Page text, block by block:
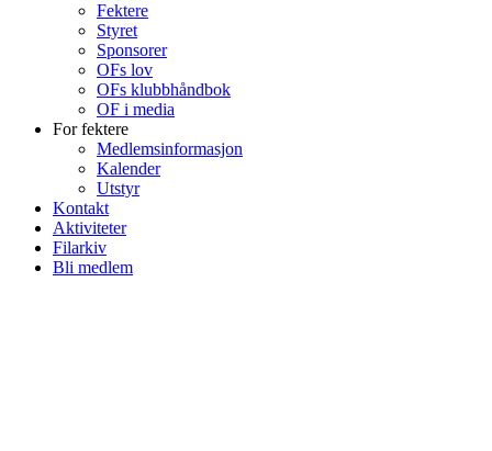
Fektere
Styret
Sponsorer
OFs lov
OFs klubbhåndbok
OF i media
For fektere
Medlemsinformasjon
Kalender
Utstyr
Kontakt
Aktiviteter
Filarkiv
Bli medlem